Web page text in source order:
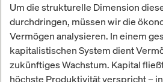
Um die strukturelle Dimension
durchdringen, müssen wir die
Vermögen analysieren. In einem
kapitalistischen System dient
zukünftiges Wachstum. Kapital
höchste Produktivität verspricht –